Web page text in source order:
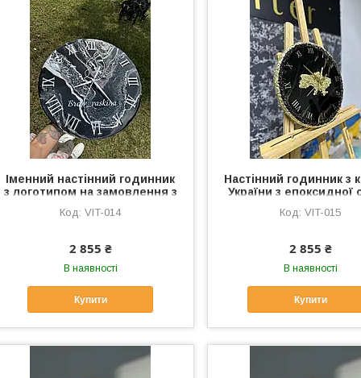
Іменний настінний годинник
з логотипом на замовлення з
корпоративний подарунок
VIT-014
2 855 ₴
В наявності
Купити
Настінний годинник з
України з епоксидної
дому та офісу
VIT-015
2 855 ₴
В наявності
Купити